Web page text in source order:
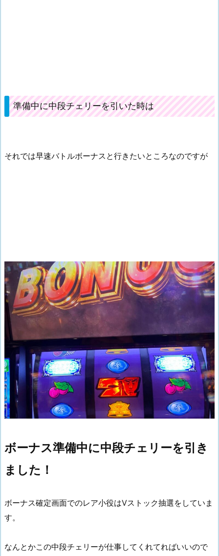
準備中に中段チェリーを引いた時は
それでは早速バトルボーナスと行きたいところなのですが
ボーナス準備中に中段チェリーを引き
ました！
ボーナス確定画面でのレア小役はVストック抽選をしていま
す。
なんとかこの中段チェリーが仕事してくれてればいいので